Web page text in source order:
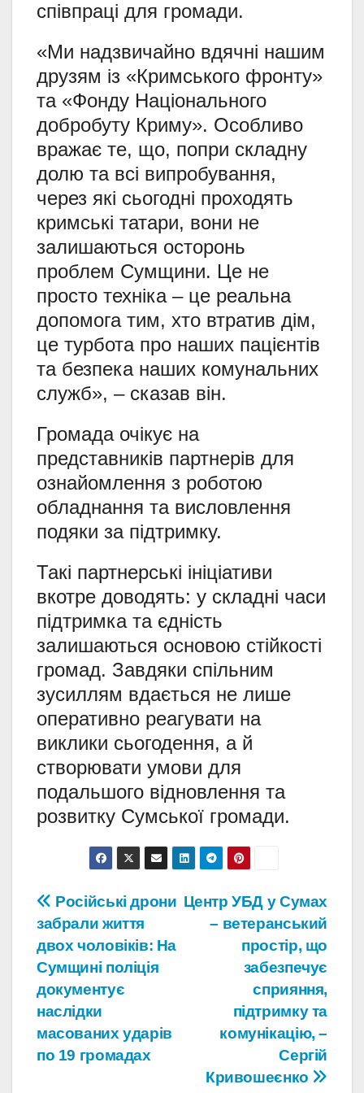
співпраці для громади.
«Ми надзвичайно вдячні нашим
друзям із «Кримського фронту»
та «Фонду Національного
добробуту Криму». Особливо
вражає те, що, попри складну
долю та всі випробування,
через які сьогодні проходять
кримські татари, вони не
залишаються осторонь
проблем Сумщини. Це не
просто техніка – це реальна
допомога тим, хто втратив дім,
це турбота про наших пацієнтів
та безпека наших комунальних
служб», – сказав він.
Громада очікує на
представників партнерів для
ознайомлення з роботою
обладнання та висловлення
подяки за підтримку.
Такі партнерські ініціативи
вкотре доводять: у складні часи
підтримка та єдність
залишаються основою стійкості
громад. Завдяки спільним
зусиллям вдається не лише
оперативно реагувати на
виклики сьогодення, а й
створювати умови для
подальшого відновлення та
розвитку Сумської громади.
Навігація
записів
Центр УБД у Сумах
– ветеранський
простір, що
забезпечує
сприяння,
підтримку та
комунікацію, –
Сергій
Кривошеєнко
Російські дрони
забрали життя
двох чоловіків: На
Сумщині поліція
документує
наслідки
масованих ударів
по 19 громадах